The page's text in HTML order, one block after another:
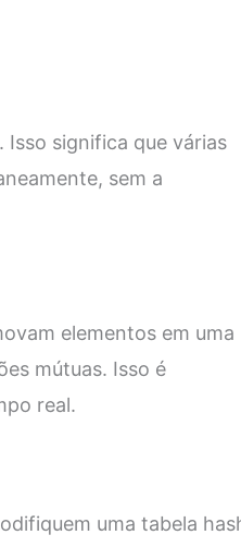
significa que várias
sem a
elementos em uma
mútuas. Isso é
real.
uma tabela